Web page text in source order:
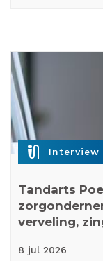
mic_external_on Interview
Tandarts
verveling,
8 jul 2026